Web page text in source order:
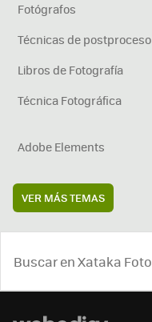
Fotógrafos
Técnicas de postproceso
Libros de Fotografía
Técnica Fotográfica
Adobe Elements
VER MÁS TEMAS